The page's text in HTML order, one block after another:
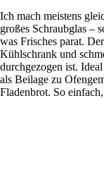
Ich mach meistens
großes Schraubglas –
was Frisches parat.
Kühlschrank und
durchgezogen ist.
als Beilage zu
Fladenbrot. So